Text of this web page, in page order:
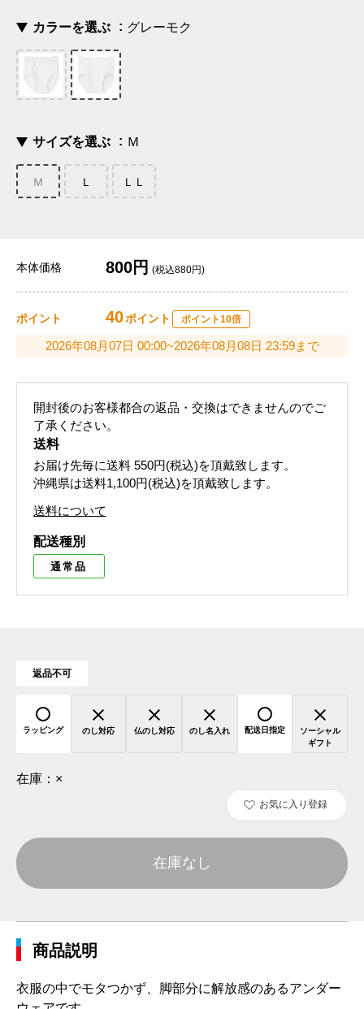
カラーを選ぶ グレーモク
サイズを選ぶ Ｍ
Ｍ Ｌ ＬＬ
本体価格 800円 (税込880円)
ポイント 40ポイント ポイント10倍
2026年08月07日 00:00~2026年08月08日 23:59まで
開封後のお客様都合の返品・交換はできませんのでご
了承ください。
送料
お届け先毎に送料 550円(税込)を頂戴致します。
沖縄県は送料1,100円(税込)を頂戴致します。
送料について
配送種別
通常品
返品不可
ラッピング のし対応 仏のし対応 のし名入れ 配送日指定
ソーシャル
ギフト
在庫： ×
お気に入り登録
在庫なし
商品説明
衣服の中でモタつかず、脚部分に解放感のあるアンダー